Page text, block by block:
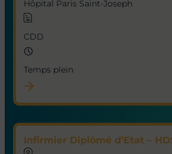
Hôpital Paris Saint-Joseph
CDD
Temps plein
Infirmier Diplômé d’Etat –